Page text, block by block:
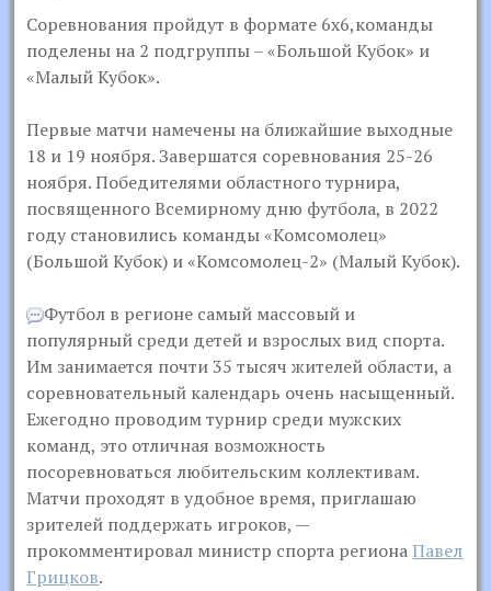
Соревнования пройдут в формате 6х6,команды
поделены на 2 подгруппы – «Большой Кубок» и
«Малый Кубок».
Первые матчи намечены на ближайшие выходные
18 и 19 ноября. Завершатся соревнования 25-26
ноября. Победителями областного турнира,
посвященного Всемирному дню футбола, в 2022
году становились команды «Комсомолец»
(Большой Кубок) и «Комсомолец-2» (Малый Кубок).
Футбол в регионе самый массовый и
популярный среди детей и взрослых вид спорта.
Им занимается почти 35 тысяч жителей области, а
соревновательный календарь очень насыщенный.
Ежегодно проводим турнир среди мужских
команд, это отличная возможность
посоревноваться любительским коллективам.
Матчи проходят в удобное время, приглашаю
зрителей поддержать игроков, —
прокомментировал министр спорта региона Павел
Грицков.